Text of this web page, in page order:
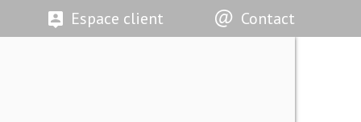
Espace client Contact